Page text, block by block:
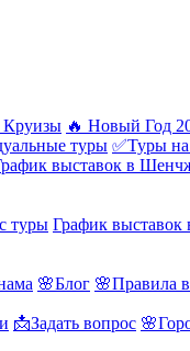
Круизы 🔥 Новый Год
туры ✅Туры
выставок в
туры График выставок
🌸Блог 🌸Правила
📩Задать вопрос